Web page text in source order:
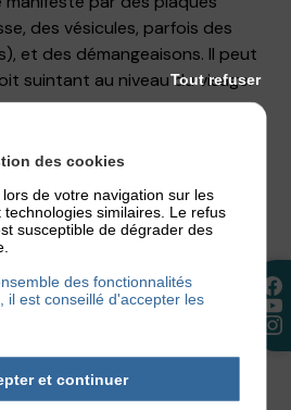
des vésicules, parfois des
et des démangeaisons. Il peut
suintant au niveau du visage.
les paupières, elles
couper ou bien encore peler.
DE FOND
avec de l’eau thermale
calcaire peut être agressive
des cookies
de votre navigation sur les
similaires. Le refus
susceptible de dégrader des
des fonctionnalités
il est conseillé d'accepter les
et continuer
Tout refuser